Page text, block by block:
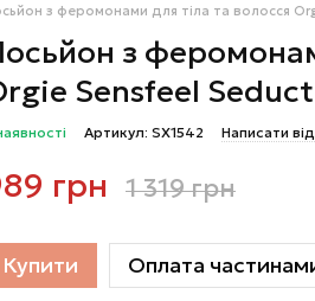
з феромонами для тіла та волосся
з
Sensfeel
Артикул: SX1542 Написати
грн 1 319 грн
Купити Оплата